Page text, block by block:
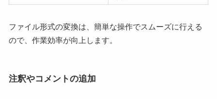
ファイル形式の変換は、簡単な操作でスムーズに行える
ので、作業効率が向上します。
注釈やコメントの追加